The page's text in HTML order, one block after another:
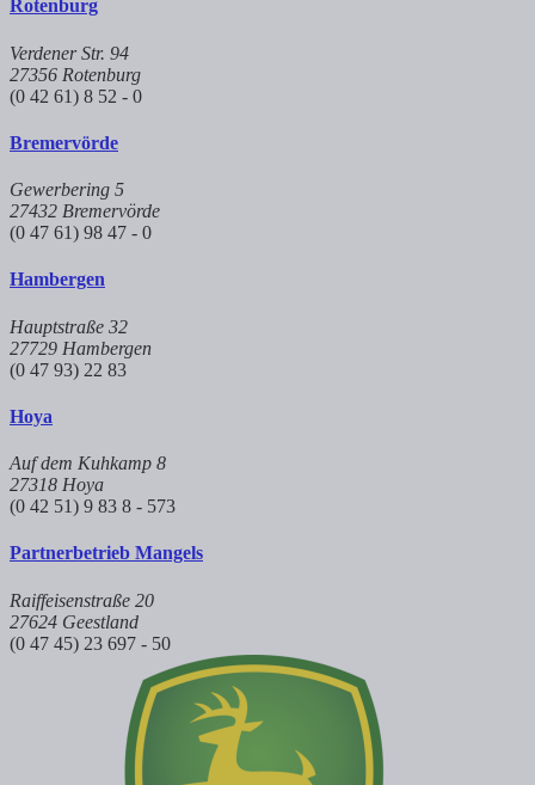
Rotenburg
Verdener Str. 94
27356 Rotenburg
(0 42 61) 8 52 - 0
Bremervörde
Gewerbering 5
27432 Bremervörde
(0 47 61) 98 47 - 0
Hambergen
Hauptstraße 32
27729 Hambergen
(0 47 93) 22 83
Hoya
Auf dem Kuhkamp 8
27318 Hoya
(0 42 51) 9 83 8 - 573
Partnerbetrieb Mangels
Raiffeisenstraße 20
27624 Geestland
(0 47 45) 23 697 - 50